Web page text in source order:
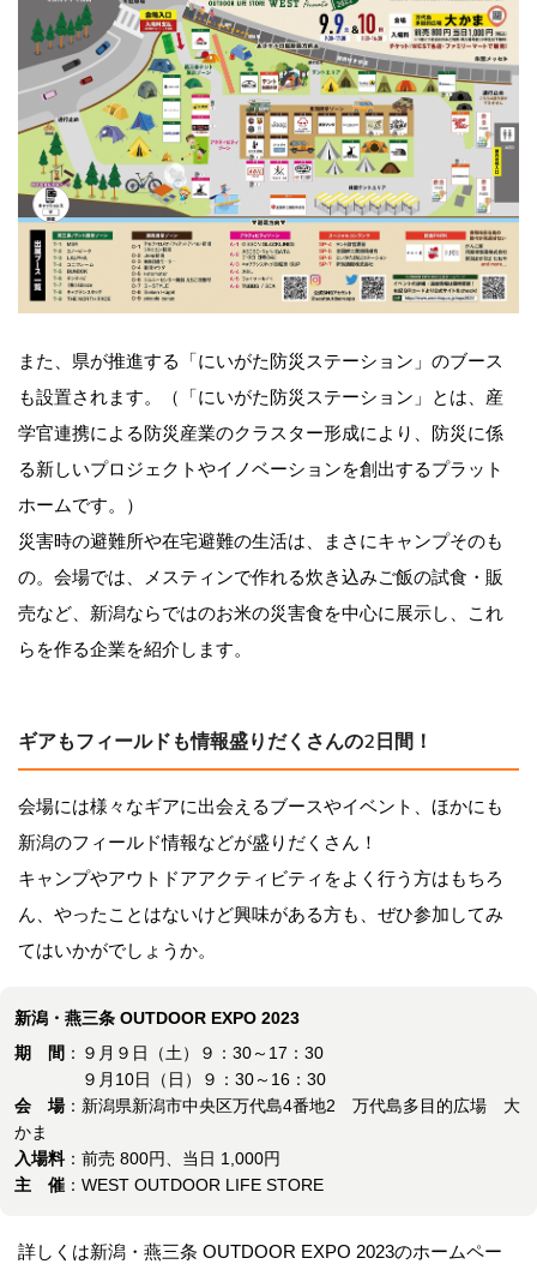
また、県が推進する「にいがた防災ステーション」のブース
も設置されます。（「にいがた防災ステーション」とは、産
学官連携による防災産業のクラスター形成により、防災に係
る新しいプロジェクトやイノベーションを創出するプラット
ホームです。）
災害時の避難所や在宅避難の生活は、まさにキャンプそのも
の。会場では、メスティンで作れる炊き込みご飯の試食・販
売など、新潟ならではのお米の災害食を中心に展示し、これ
らを作る企業を紹介します。
ギアもフィールドも情報盛りだくさんの2日間！
会場には様々なギアに出会えるブースやイベント、ほかにも
新潟のフィールド情報などが盛りだくさん！
キャンプやアウトドアアクティビティをよく行う方はもちろ
ん、やったことはないけど興味がある方も、ぜひ参加してみ
てはいかがでしょうか。
新潟・燕三条 OUTDOOR EXPO 2023
期 間 ：９月９日（土）９：30～17：30
９月10日（日）９：30～16：30
会 場：新潟県新潟市中央区万代島4番地2 万代島多目的広場 大
かま
入場料：前売 800円、当日 1,000円
主 催 ：WEST OUTDOOR LIFE STORE
詳しくは新潟・燕三条 OUTDOOR EXPO 2023のホームペー